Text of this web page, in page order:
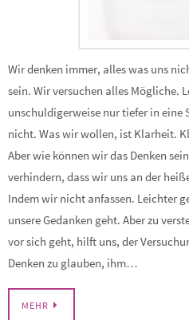
Wir denken immer, alles was uns
sein. Wir versuchen alles Mögliche.
unschuldigerweise nur tiefer in eine
nicht. Was wir wollen, ist Klarheit.
Aber wie können wir das Denken
verhindern, dass wir uns an der
Indem wir nicht anfassen. Leichter
unsere Gedanken geht. Aber zu
vor sich geht, hilft uns, der
Denken zu glauben, ihm…
MEHR